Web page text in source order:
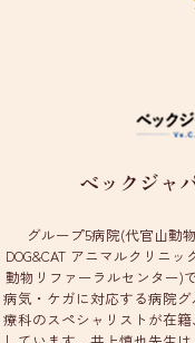
ベックジャ
グループ5病院(代官山動
DOG&CAT アニマルクリニ
動物リファーラルセンター)
病気・ケガに対応する病院
療科のスペシャリストが在